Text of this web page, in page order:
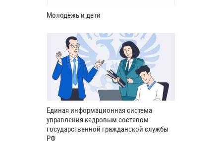
Молодёжь и дети
Единая информационная система
управления кадровым составом
государственной гражданской службы
РФ